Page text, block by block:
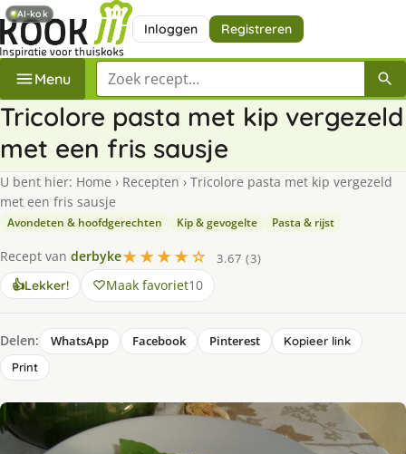
Inloggen Registreren
Menu Zoek een recept
Tricolore pasta met kip vergezeld
met een fris sausje
U bent hier: Home › Recepten › Tricolore pasta met kip vergezeld
met een fris sausje
Avondeten & hoofdgerechten Kip & gevogelte Pasta & rijst
Recept van derbyke★★★★☆
3.67 (3)
👍Lekker! Maak favoriet10
Delen: WhatsApp Facebook Pinterest
Kopieer link
Print
AI-kok